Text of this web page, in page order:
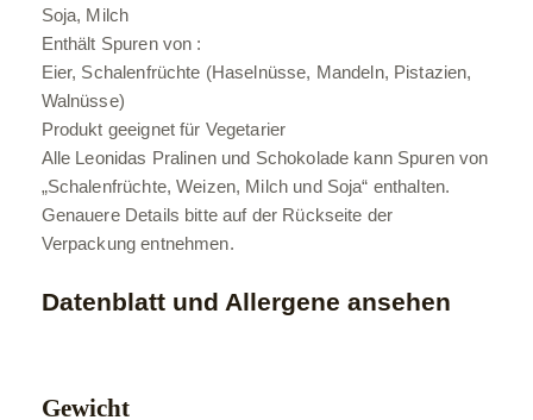
Soja, Milch
Enthält Spuren von :
Eier, Schalenfrüchte (Haselnüsse, Mandeln, Pistazien,
Walnüsse)
Produkt geeignet für Vegetarier
Alle Leonidas Pralinen und Schokolade kann Spuren von
„Schalenfrüchte, Weizen, Milch und Soja“ enthalten.
Genauere Details bitte auf der Rückseite der
Verpackung entnehmen.
Datenblatt und Allergene ansehen
Gewicht